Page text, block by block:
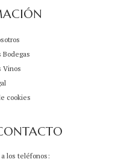
Bodegas
Vinos
cookies
los teléfonos: